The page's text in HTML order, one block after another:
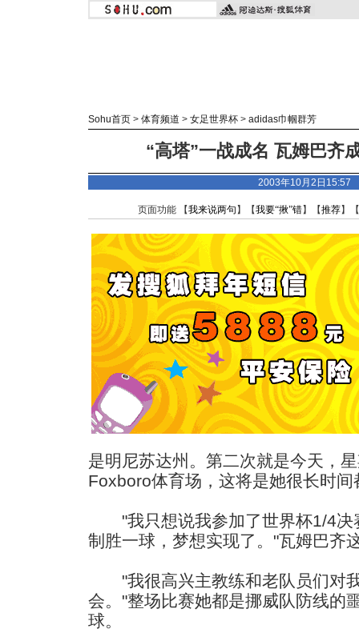
Sohu首页 > 体育频道 > 女足世界杯 > adidas巾帼群芳
“高塔”一战成名 瓦姆巴齐
2003年10月2日
页面功能 【我来说两句 】【我要“揪”错】【推荐】
是明尼苏达州。第二次就是今天，
Foxboro体育场，这将是她很长时
"我只想说我参加了世界杯1/4决
制胜一球，梦想实现了。"瓦姆巴齐
"我很高兴主教练和老队员们对
会。"整场比赛她都是挪威队防线的
球。